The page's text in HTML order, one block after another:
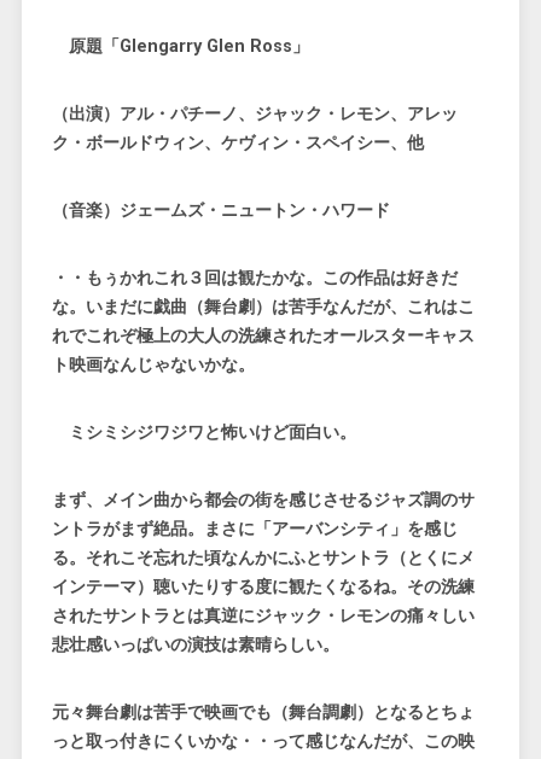
原題「Glengarry Glen Ross」
（出演）アル・パチーノ、ジャック・レモン、アレッ
ク・ボールドウィン、ケヴィン・スペイシー、他
（音楽）ジェームズ・ニュートン・ハワード
・・もぅかれこれ３回は観たかな。この作品は好きだ
な。いまだに戯曲（舞台劇）は苦手なんだが、これはこ
れでこれぞ極上の大人の洗練されたオールスターキャス
ト映画なんじゃないかな。
ミシミシジワジワと怖いけど面白い。
まず、メイン曲から都会の街を感じさせるジャズ調のサ
ントラがまず絶品。まさに「アーバンシティ」を感じ
る。それこそ忘れた頃なんかにふとサントラ（とくにメ
インテーマ）聴いたりする度に観たくなるね。その洗練
されたサントラとは真逆にジャック・レモンの痛々しい
悲壮感いっぱいの演技は素晴らしい。
元々舞台劇は苦手で映画でも（舞台調劇）となるとちょ
っと取っ付きにくいかな・・って感じなんだが、この映